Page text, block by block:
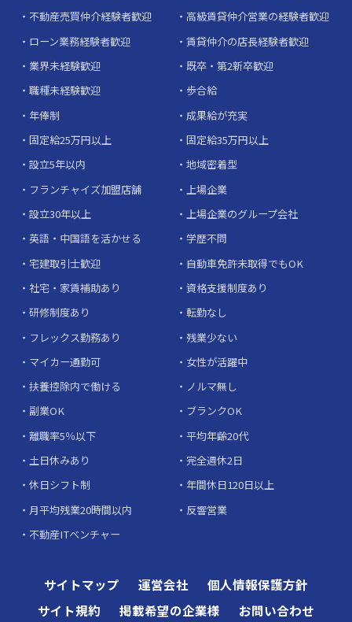
不動産売買仲介経験者歓迎
高級賃貸仲介営業の経験者歓迎
ローン業務経験者歓迎
賃貸仲介の店長経験者歓迎
業界未経験歓迎
既卒・第2新卒歓迎
職種未経験歓迎
歩合給
年俸制
成果給が充実
固定給25万円以上
固定給35万円以上
設立5年以内
地域密着型
フランチャイズ加盟店舗
上場企業
設立30年以上
上場企業のグループ会社
英語・中国語を活かせる
学歴不問
宅建取引士歓迎
自動車免許未取得でもOK
社宅・家賃補助あり
資格支援制度あり
研修制度あり
転勤なし
フレックス勤務あり
残業少ない
マイカー通勤可
女性が活躍中
扶養控除内で働ける
ノルマ無し
副業OK
ブランクOK
離職率5％以下
平均年齢20代
土日休みあり
完全週休2日
休日シフト制
年間休日120日以上
月平均残業20時間以内
反響営業
不動産ITベンチャー
サイトマップ 運営会社
個人情報保護方針
サイト規約
掲載希望の企業様 お問い合わせ